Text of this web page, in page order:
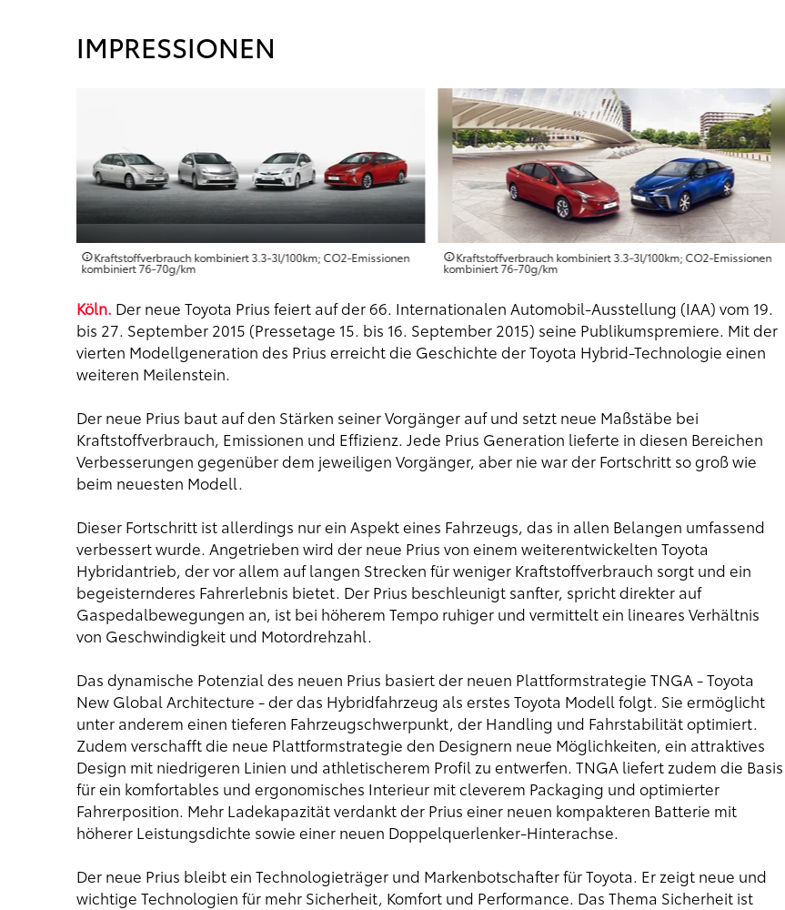
IMPRESSIONEN
Kraftstoffverbrauch kombiniert 3.3‑3l/100km; CO2‑Emissionen
kombiniert 76‑70g/km
Kraftstoffverbrauch kombiniert 3.3‑3l/100km; CO2‑Emissionen
kombiniert 76‑70g/km
Köln. Der neue Toyota Prius feiert auf der 66. Internationalen Automobil-Ausstellung (IAA) vom 19.
bis 27. September 2015 (Pressetage 15. bis 16. September 2015) seine Publikumspremiere. Mit der
vierten Modellgeneration des Prius erreicht die Geschichte der Toyota Hybrid-Technologie einen
weiteren Meilenstein.
Der neue Prius baut auf den Stärken seiner Vorgänger auf und setzt neue Maßstäbe bei
Kraftstoffverbrauch, Emissionen und Effizienz. Jede Prius Generation lieferte in diesen Bereichen
Verbesserungen gegenüber dem jeweiligen Vorgänger, aber nie war der Fortschritt so groß wie
beim neuesten Modell.
Dieser Fortschritt ist allerdings nur ein Aspekt eines Fahrzeugs, das in allen Belangen umfassend
verbessert wurde. Angetrieben wird der neue Prius von einem weiterentwickelten Toyota
Hybridantrieb, der vor allem auf langen Strecken für weniger Kraftstoffverbrauch sorgt und ein
begeisternderes Fahrerlebnis bietet. Der Prius beschleunigt sanfter, spricht direkter auf
Gaspedalbewegungen an, ist bei höherem Tempo ruhiger und vermittelt ein lineares Verhältnis
von Geschwindigkeit und Motordrehzahl.
Das dynamische Potenzial des neuen Prius basiert der neuen Plattformstrategie TNGA - Toyota
New Global Architecture - der das Hybridfahrzeug als erstes Toyota Modell folgt. Sie ermöglicht
unter anderem einen tieferen Fahrzeugschwerpunkt, der Handling und Fahrstabilität optimiert.
Zudem verschafft die neue Plattformstrategie den Designern neue Möglichkeiten, ein attraktives
Design mit niedrigeren Linien und athletischerem Profil zu entwerfen. TNGA liefert zudem die Basis
für ein komfortables und ergonomisches Interieur mit cleverem Packaging und optimierter
Fahrerposition. Mehr Ladekapazität verdankt der Prius einer neuen kompakteren Batterie mit
höherer Leistungsdichte sowie einer neuen Doppelquerlenker-Hinterachse.
Der neue Prius bleibt ein Technologieträger und Markenbotschafter für Toyota. Er zeigt neue und
wichtige Technologien für mehr Sicherheit, Komfort und Performance. Das Thema Sicherheit ist